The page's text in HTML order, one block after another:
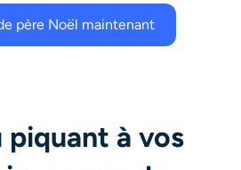
père Noël maintenant
à vos